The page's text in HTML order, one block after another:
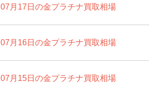
07月17日の金プラチナ買取相場
07月16日の金プラチナ買取相場
07月15日の金プラチナ買取相場